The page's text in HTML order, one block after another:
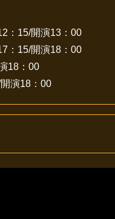
：15/開演13：00
：15/開演18：00
18：00
演18：00